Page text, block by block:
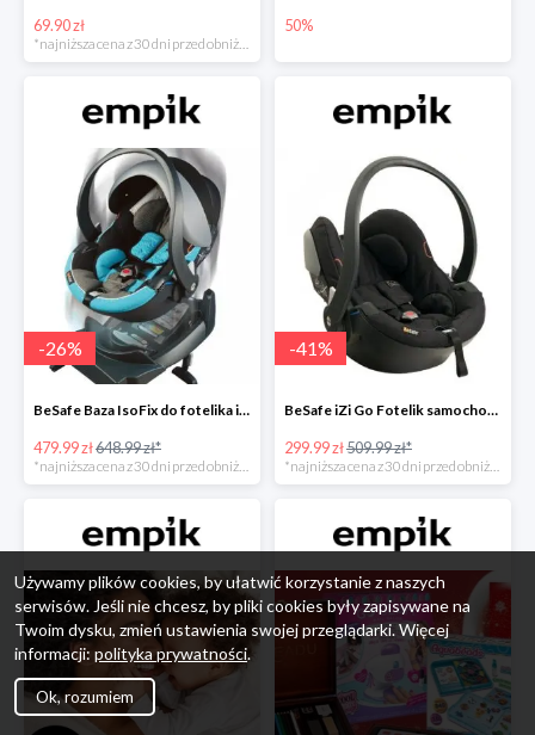
69.90 zł 50%
-26%
BeSafe Baza IsoFix do fotelika iZi Go -26%
479.99 zł648.99 zł*
*najniższa cena z 30 dni przed obniżką
-41%
BeSafe iZi Go Fotelik samochodowy, 0-13 kg, Czarny Cab -41%
299.99 zł509.99 zł*
*najniższa cena z 30 dni przed obniżką
Używamy plików cookies, by ułatwić korzystanie z naszych
serwisów. Jeśli nie chcesz, by pliki cookies były zapisywane na
Twoim dysku, zmień ustawienia swojej przeglądarki. Więcej
informacji: polityka prywatności.
Ok, rozumiem